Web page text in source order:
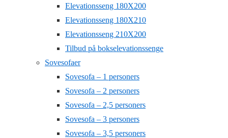
Elevationsseng 180X200
Elevationsseng 180X210
Elevationsseng 210X200
Tilbud på bokselevationssenge
Sovesofaer
Sovesofa – 1 personers
Sovesofa – 2 personers
Sovesofa – 2,5 personers
Sovesofa – 3 personers
Sovesofa – 3,5 personers